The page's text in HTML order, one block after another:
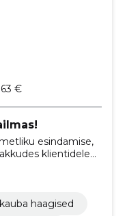
€
esindamise,
klientidele
teenuseid.
haagised